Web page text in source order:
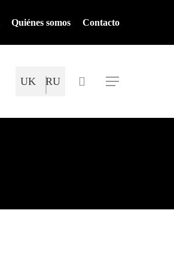
Quiénes somos Contacto
Mapa del Sitio
UK RU search
Menu